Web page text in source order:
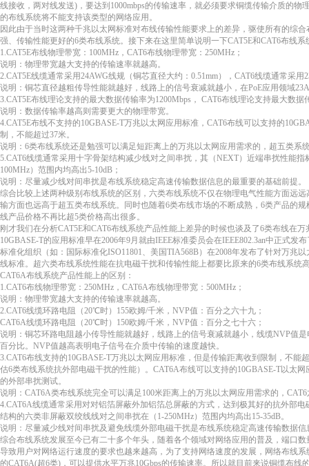
线接收，两对线发送)，要达到1000mbps的传输速率，就必须要求铜缆传输介质的物
的布线系统将不能支持该类型的网络应用。
因此由于当时这两种千兆以太网标准对布线传输性能要求上的差异，驱使所有的综
强、传输性能更好的6类布线系统。接下来在这里简单说明一下CAT5E和CAT6布线
1.CAT5E布线物理带宽：100MHz，CAT6布线物理带宽：250MHz；
说明：物理带宽越大支持的传输速率就越高。
2.CAT5E线缆通常采用24AWG线规（铜芯直径大约：0.51mm），CAT6线缆通常采
说明：铜芯直径越粗传导性能就越好，线路上的信号衰减就越小，在PoE应用领域
3.CAT5E布线理论支持的最大数据传输率为1200Mbps， CAT6布线理论支持最大数据
说明：数据传输率越高则需要更大的物理带宽。
4.CAT5E布线不支持的10GBASE-T万兆以太网应用标准，CAT6布线可以支持的
制，不能超过37米。
说明：6类布线系统还是勉强可以满足短距离上的万兆以太网应用需求的，超五类系
5.CAT6线缆通常采用十字骨架结构减少线对之间串扰，其（NEXT）近端串扰性能
100MHz）范围内均高出5-10dB；
说明：尽量减少线对间串扰是布线系统稳定高速传输数据信息的最重要的基础前提。
综合比较上述两种级别布线系统的区别，六类布线系统不仅在物理电气性能方面远
输方面也远高于超五类布线系统。同时也随着6类布线市场的不断成熟，6类产品的
线产品价格不再比超5类价格高出很多。
刚才我们在分析CAT5E和CAT6布线系统产品性能上差异的时候也谈及了6类布线在
10GBASE-T的应用标准早在2006年9月就由IEEE标准委员会在IEEE802.3an中正式发
标准化组织（如：国际标准化ISO11801、美国TIA568B）在2008年发布了针对万兆
线标准。超六类布线系统性能在抗电磁干扰和传输性能上都要比原来的6类布线系统
CAT6A布线系统产品性能上的区别：
1.CAT6布线物理带宽：250MHz，CAT6A布线物理带宽：500MHz；
说明：物理带宽越大支持的传输速率就越高。
2.CAT6线缆环路电阻（20℃时）155欧姆/千米，NVP值：百分之六十九；
CAT6A线缆环路电阻（20℃时）150欧姆/千米，NVP值：百分之七十六；
说明：铜芯环路电阻越小传导性能就越好，线路上的信号衰减就越小，线缆NVP值
百分比。NVP值越高表明电子信号在介质中传输的速度越快。
3.CAT6布线支持的10GBASE-T万兆以太网应用标准，但是传输距离收到限制，不能
估6类布线系统抗外部电磁干扰的性能）。CAT6A布线可以支持的10GBASE-T以太
的外部串扰测试。
说明：CAT6A类布线系统完全可以满足100米距离上的万兆以太网应用需求的，
4.CAT6A线缆通常采用对对铝箔屏蔽外加铝箔总屏蔽的方式，达到极其好的抗外部
结构的六类非屏蔽双绞线线对之间串扰在（1-250MHz）范围内均高出15-35dB。
说明：尽量减少线对间串扰及避免线缆外部电磁干扰是布线系统稳定高速传输数据
综合布线系统发展至今已有二十多个年头，随着各个领域对网络应用的普及，端口
导致用户对网络运行速度的要求也越来越高，为了支持网络速度的发展，网络布线
的CAT6A(超6类)，可以提供水平万兆10Gbps的传输速率。所以就目前来说铜缆布线